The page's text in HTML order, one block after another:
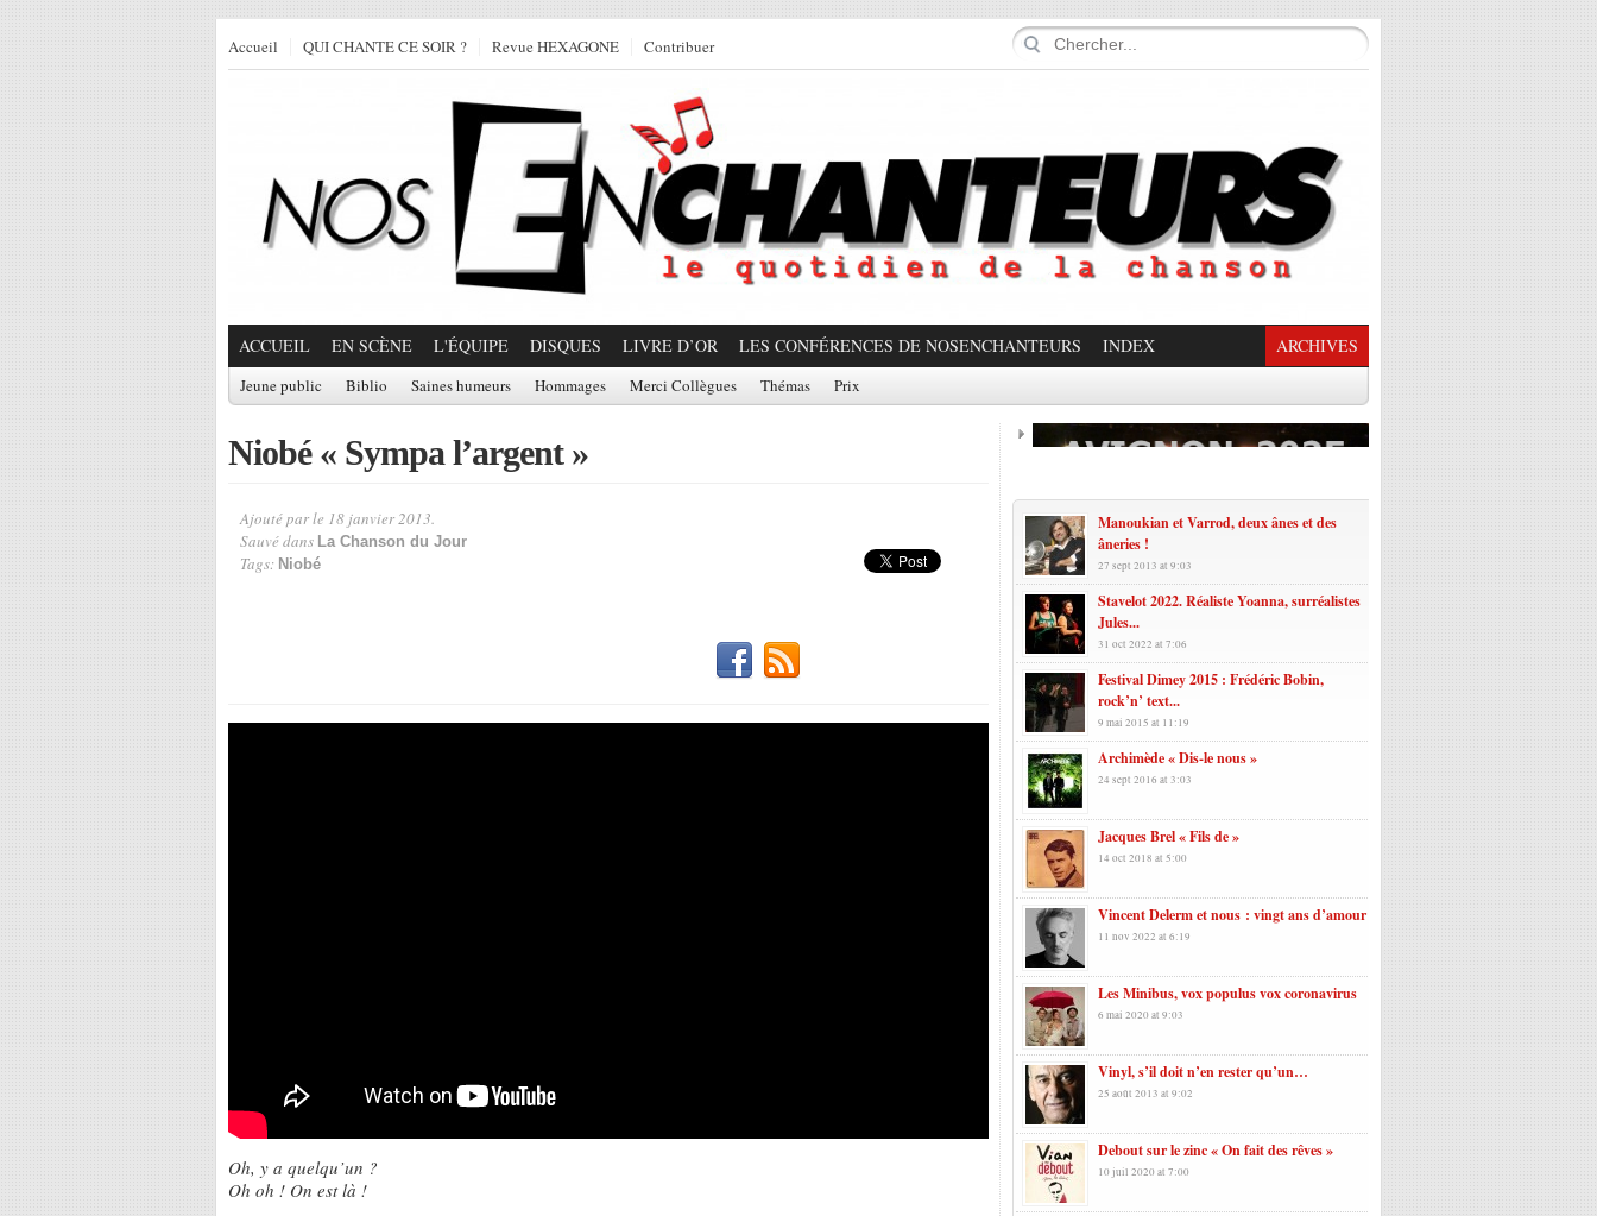
Accueil QUI CHANTE CE SOIR ? Revue HEXAGONE Contribuer
ACCUEIL EN SCÈNE L'ÉQUIPE DISQUES LIVRE D’OR LES CONFÉRENCES DE NOSENCHANTEURS INDEX ARCHIVES
Jeune public Biblio Saines humeurs Hommages Merci Collègues Thémas Prix
Niobé « Sympa l’argent »
Ajouté parle 18 janvier 2013.
Sauvé dans La Chanson du Jour
Tags: Niobé
Oh, y a quelqu’un ?
Oh oh ! On est là !
Manoukian et Varrod, deux ânes et des
âneries !
27 sept 2013 at 9:03
Stavelot 2022. Réaliste Yoanna, surréalistes
Jules...
31 oct 2022 at 7:06
Festival Dimey 2015 : Frédéric Bobin,
rock’n’ text...
9 mai 2015 at 11:19
Archimède « Dis-le nous »
24 sept 2016 at 3:03
Jacques Brel « Fils de »
14 oct 2018 at 5:00
Vincent Delerm et nous : vingt ans d’amour
11 nov 2022 at 6:19
Les Minibus, vox populus vox coronavirus
6 mai 2020 at 9:03
Vinyl, s’il doit n’en rester qu’un…
25 août 2013 at 9:02
Debout sur le zinc « On fait des rêves »
10 juil 2020 at 7:00